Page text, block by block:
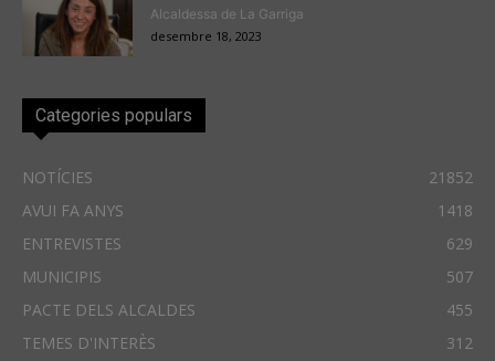
Alcaldessa de La Garriga
desembre 18, 2023
Categories populars
NOTÍCIES
21852
AVUI FA ANYS
1418
ENTREVISTES
629
MUNICIPIS
507
PACTE DELS ALCALDES
455
TEMES D'INTERÈS
312